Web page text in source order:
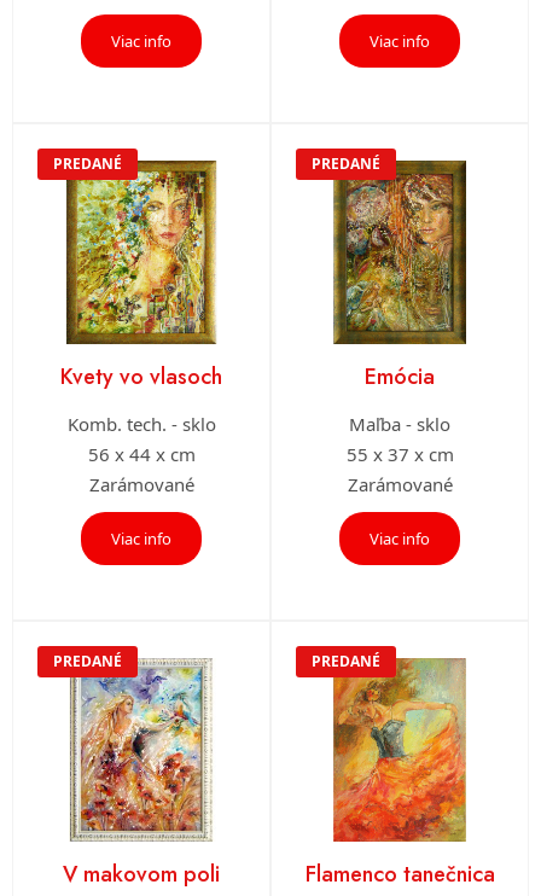
Viac info Viac info
PREDANÉ
Kvety vo vlasoch
Komb. tech. - sklo
56 x 44 x cm
Zarámované
Viac info
PREDANÉ
Emócia
Maľba - sklo
55 x 37 x cm
Zarámované
Viac info
PREDANÉ
V makovom poli
PREDANÉ
Flamenco tanečnica